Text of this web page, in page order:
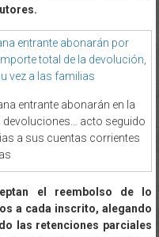
entrante abonarán en la
devoluciones… acto seguido
a sus cuentas corrientes
el reembolso de lo
a cada inscrito, alegando
las retenciones parciales